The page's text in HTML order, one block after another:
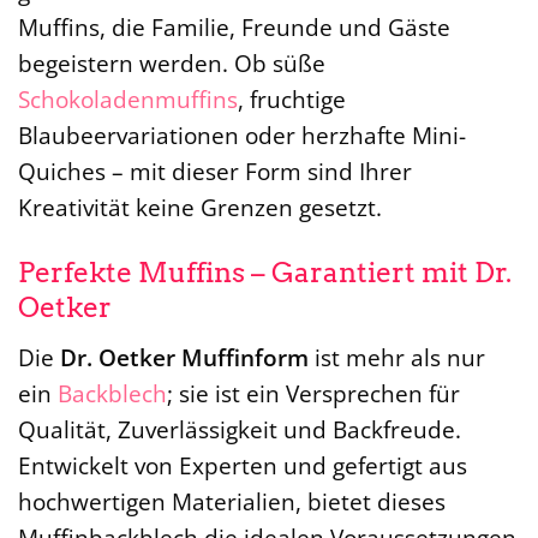
Muffins, die Familie, Freunde und Gäste
begeistern werden. Ob süße
Schokoladenmuffins, fruchtige
Blaubeervariationen oder herzhafte Mini-
Quiches – mit dieser Form sind Ihrer
Kreativität keine Grenzen gesetzt.
Perfekte Muffins – Garantiert mit Dr.
Oetker
Die Dr. Oetker Muffinform ist mehr als nur
ein Backblech; sie ist ein Versprechen für
Qualität, Zuverlässigkeit und Backfreude.
Entwickelt von Experten und gefertigt aus
hochwertigen Materialien, bietet dieses